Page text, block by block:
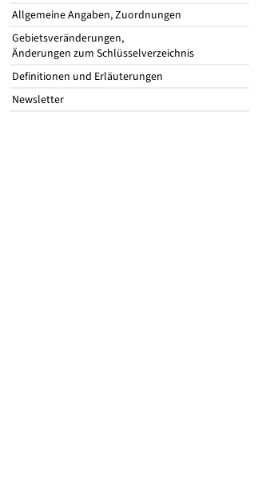
Allgemeine Angaben, Zuordnungen
Gebietsveränderungen,
Änderungen zum Schlüsselverzeichnis
Definitionen und Erläuterungen
Newsletter